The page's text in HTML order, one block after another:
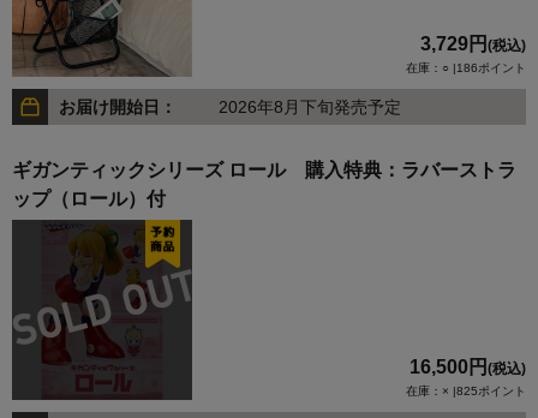
3,729円 (税込)
在庫：○ |186ポイント
お届け開始日： 2026年8月下旬発売予定
ギガンティックシリーズ ロール 購入特典：ラバーストラ
ップ（ロール）付
16,500円 (税込)
在庫：× |825ポイント